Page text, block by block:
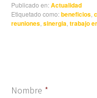
Publicado en:Actualidad
Etiquetado como:beneficios ,
reuniones ,sinergia ,trabajo
Nombre *